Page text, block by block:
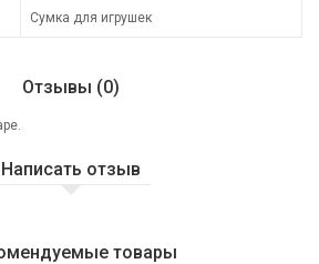
Сумка для игрушек
Отзывы (0)
Написать отзыв
товары